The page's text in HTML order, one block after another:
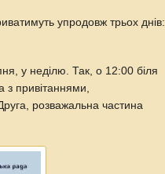
упродовж трьох днів:
у неділю. Так, о 12:00 біля
з привітаннями,
розважальна частина